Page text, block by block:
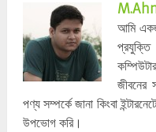
আমি
পণ্য সম্পর্কে জানা কিংবা
উপভোগ করি।